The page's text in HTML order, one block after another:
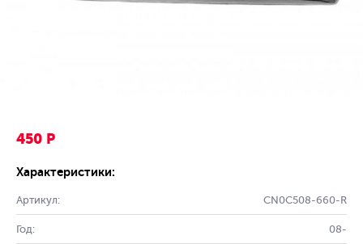
450 Р
Характеристики:
Артикул: CN0C508-660-R
Год: 08-